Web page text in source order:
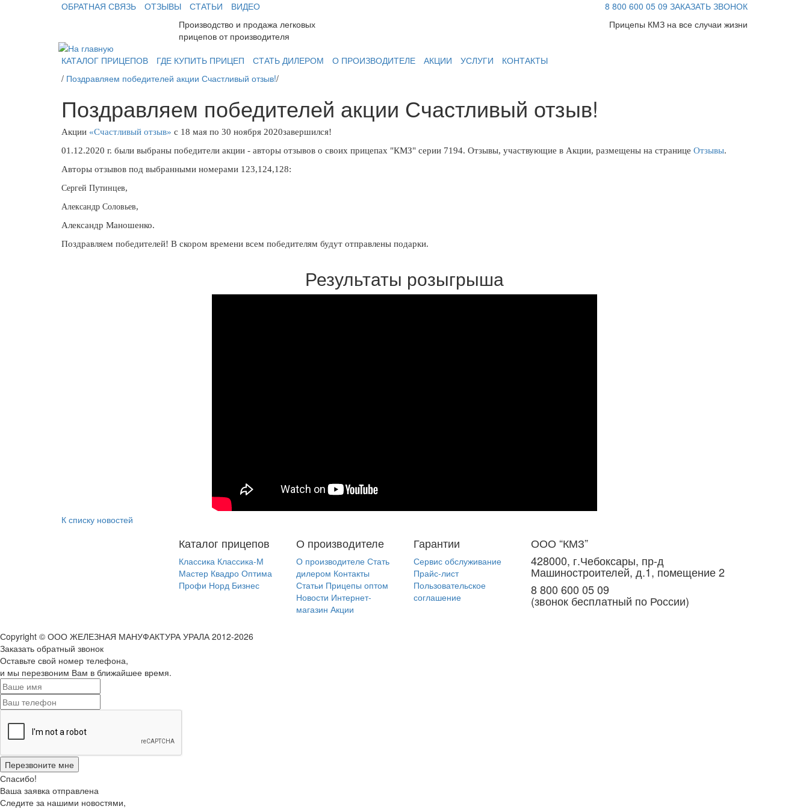
ОБРАТНАЯ СВЯЗЬ ОТЗЫВЫ СТАТЬИ ВИДЕО 8 800 600 05 09 ЗАКАЗАТЬ ЗВОНОК
Производство и продажа легковых
прицепов от производителя
Прицепы КМЗ на все случаи жизни
КАТАЛОГ ПРИЦЕПОВ ГДЕ КУПИТЬ ПРИЦЕП СТАТЬ ДИЛЕРОМ О ПРОИЗВОДИТЕЛЕ АКЦИИ УСЛУГИ
КОНТАКТЫ
/ Поздравляем победителей акции Счастливый отзыв!/
Поздравляем победителей акции Счастливый отзыв!
Акции «Счастливый отзыв» с 18 мая по 30 ноября 2020завершился!
01.12.2020 г. были выбраны победители акции - авторы отзывов о своих прицепах "КМЗ" серии 7194. Отзывы, участвующие в Акции, размещены на странице Отзывы.
Авторы отзывов под выбранными номерами 123,124,128:
Сергей Путинцев,
Александр Соловьев,
Александр Маношенко.
Поздравляем победителей! В скором времени всем победителям будут отправлены подарки.
Результаты розыгрыша
К списку новостей
Каталог прицепов
Классика Классика-М
Мастер Квадро Оптима
Профи Норд Бизнес
О производителе
О производителе Стать
дилером Контакты
Статьи Прицепы оптом
Новости Интернет-
магазин Акции
Гарантии
Сервис обслуживание
Прайс-лист
Пользовательское
соглашение
ООО “КМЗ”
428000, г.Чебоксары, пр-д
Машиностроителей, д.1, помещение 2
8 800 600 05 09
(звонок бесплатный по России)
Сopyright © ООО ЖЕЛЕЗНАЯ МАНУФАКТУРА УРАЛА 2012-2026
Заказать обратный звонок
Оставьте свой номер телефона,
и мы перезвоним Вам в ближайшее время.
Спасибо!
Ваша заявка отправлена
Следите за нашими новостями,